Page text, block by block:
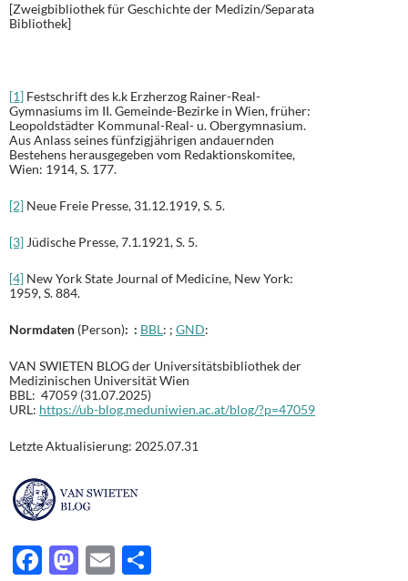
[Zweigbibliothek für Geschichte der Medizin/Separata
Bibliothek]
[1] Festschrift des k.k Erzherzog Rainer-Real-
Gymnasiums im II. Gemeinde-Bezirke in Wien, früher:
Leopoldstädter Kommunal-Real- u. Obergymnasium.
Aus Anlass seines fünfzigjährigen andauernden
Bestehens herausgegeben vom Redaktionskomitee,
Wien: 1914, S. 177.
[2] Neue Freie Presse, 31.12.1919, S. 5.
[3] Jüdische Presse, 7.1.1921, S. 5.
[4] New York State Journal of Medicine, New York:
1959, S. 884.
Normdaten (Person): : BBL: ; GND:
VAN SWIETEN BLOG der Universitätsbibliothek der
Medizinischen Universität Wien
BBL: 47059 (31.07.2025)
URL: https://ub-blog.meduniwien.ac.at/blog/?p=47059
Letzte Aktualisierung: 2025.07.31
F
M E